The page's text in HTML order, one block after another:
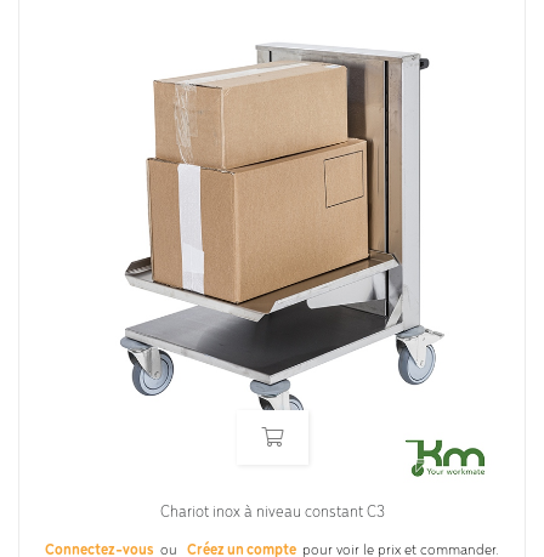
Chariot inox à niveau constant C3
Connectez-vous ou Créez un compte pour voir le prix et commander.